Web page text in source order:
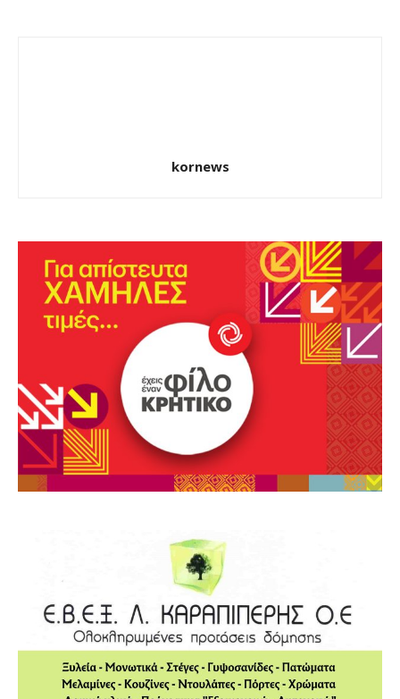
kornews